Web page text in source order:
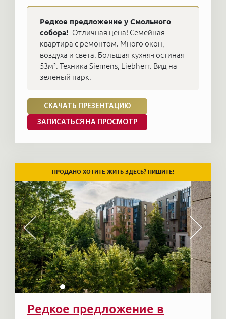
Редкое предложение у Смольного
собора! Отличная цена! Семейная
квартира с ремонтом. Много окон,
воздуха и света. Большая кухня-гостиная
53м². Техника Siemens, Liebherr. Вид на
зелёный парк.
СКАЧАТЬ ПРЕЗЕНТАЦИЮ
ЗАПИСАТЬСЯ НА ПРОСМОТР
ПРОДАНО ХОТИТЕ ЖИТЬ ЗДЕСЬ? ПИШИТЕ!
Редкое предложение в